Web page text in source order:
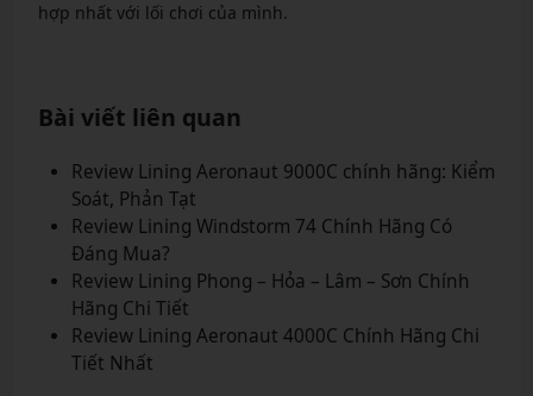
hợp nhất với lối chơi của mình.
Bài viết liên quan
Review Lining Aeronaut 9000C chính hãng: Kiểm
Soát, Phản Tạt
Review Lining Windstorm 74 Chính Hãng Có
Đáng Mua?
Review Lining Phong – Hỏa – Lâm – Sơn Chính
Hãng Chi Tiết
Review Lining Aeronaut 4000C Chính Hãng Chi
Tiết Nhất